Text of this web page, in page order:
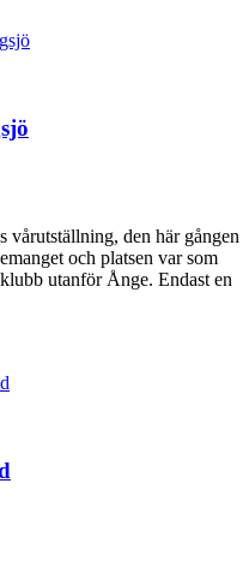
vårutställning, den här gången
och platsen var som
utanför Ånge. Endast en